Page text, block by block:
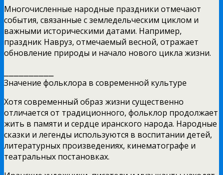
Многочисленные народные праздники отмечают
события, связанные с земледельческим циклом и
важными историческими датами. Например,
праздник Навруз, отмечаемый весной, отражает
обновление природы и начало нового цикла жизни.
Значение фольклора в современной культуре
Хотя современный образ жизни существенно
отличается от традиционного, фольклор продолжает
жить в памяти и сердце иранского народа. Народные
сказки и легенды используются в воспитании детей,
литературных произведениях, кинематографе и
театральных постановках.